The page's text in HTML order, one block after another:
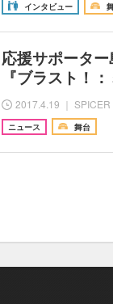
インタビュー
応援サポータ
『ブラスト！
2017.4.19 ｜ SPICER
ニュース 舞台